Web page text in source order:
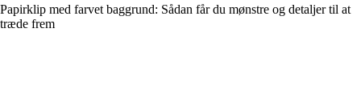
Papirklip med farvet baggrund: Sådan får du mønstre og detaljer til at
træde frem